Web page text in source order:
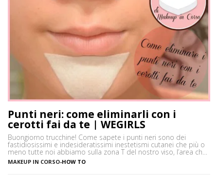
Punti neri: come eliminarli con i
cerotti fai da te | WEGIRLS
Buongiorno trucchine! Come sapete i punti neri sono dei
fastidiosissimi e indesideratissimi inestetismi cutanei che più o
meno tutte noi abbiamo sulla zona T del nostro viso, l’area che
è più spesso vittima di impurità e alterazioni del pH della pelle,
soprattutto se si ha la pelle grassa e non si usano prodotti
MAKEUP IN CORSO-HOW TO